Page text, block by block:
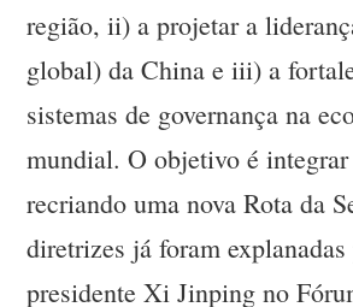
região, ii) a projetar a
global) da China e iii) a
sistemas de governança na
mundial. O objetivo é
recriando uma nova Rota da
diretrizes já foram
presidente Xi Jinping no